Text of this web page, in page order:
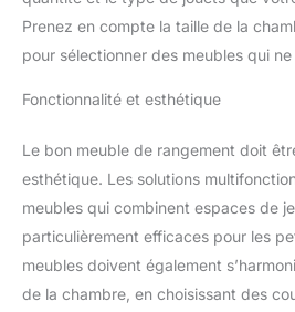
Prenez en compte la taille de la
pour sélectionner des meubles qui
Fonctionnalité et esthétique
Le bon meuble de rangement doit
esthétique. Les solutions
meubles qui combinent espaces de
particulièrement efficaces pour les
meubles doivent également
de la chambre, en choisissant des